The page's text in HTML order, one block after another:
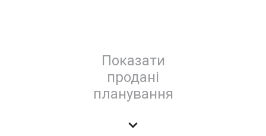
Показати
продані
планування
